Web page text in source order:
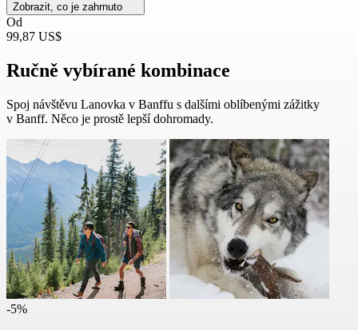
Zobrazit, co je zahrnuto
Od
99,87 US$
Ručně vybírané kombinace
Spoj návštěvu Lanovka v Banffu s dalšími oblíbenými zážitky
v Banff. Něco je prostě lepší dohromady.
-5%